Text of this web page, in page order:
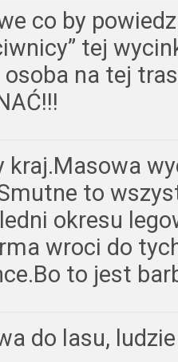
co by
tej
osoba na tej
kraj.Masowa
to
okresu
wroci do
to jest
do lasu,